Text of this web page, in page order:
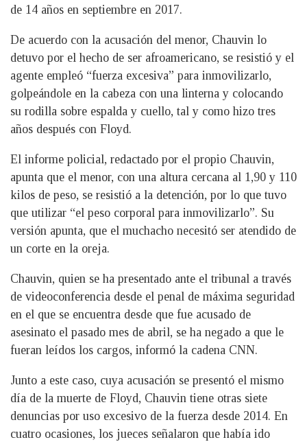
de 14 años en septiembre en 2017.
De acuerdo con la acusación del menor, Chauvin lo
detuvo por el hecho de ser afroamericano, se resistió y el
agente empleó “fuerza excesiva” para inmovilizarlo,
golpeándole en la cabeza con una linterna y colocando
su rodilla sobre espalda y cuello, tal y como hizo tres
años después con Floyd.
El informe policial, redactado por el propio Chauvin,
apunta que el menor, con una altura cercana al 1,90 y 110
kilos de peso, se resistió a la detención, por lo que tuvo
que utilizar “el peso corporal para inmovilizarlo”. Su
versión apunta, que el muchacho necesitó ser atendido de
un corte en la oreja.
Chauvin, quien se ha presentado ante el tribunal a través
de videoconferencia desde el penal de máxima seguridad
en el que se encuentra desde que fue acusado de
asesinato el pasado mes de abril, se ha negado a que le
fueran leídos los cargos, informó la cadena CNN.
Junto a este caso, cuya acusación se presentó el mismo
día de la muerte de Floyd, Chauvin tiene otras siete
denuncias por uso excesivo de la fuerza desde 2014. En
cuatro ocasiones, los jueces señalaron que había ido